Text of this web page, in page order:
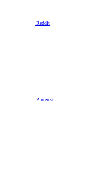
Reddit
Pinterest